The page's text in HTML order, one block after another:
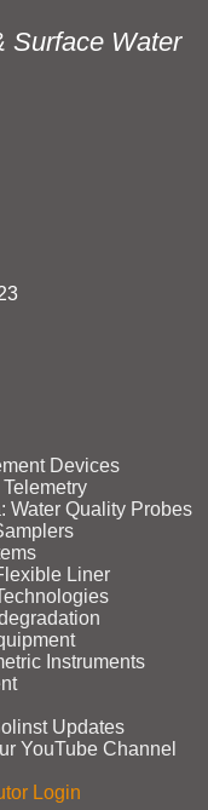
Surface Water
Devices
Water Quality Probes
Liner
Instruments
Updates
YouTube Channel
Login